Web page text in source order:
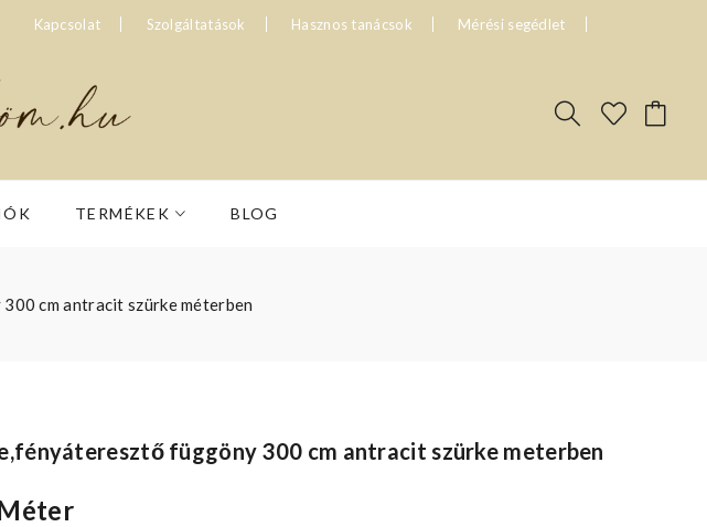
Kapcsolat Szolgáltatások Hasznos tanácsok Mérési segédlet
TERMÉKEK BLOG
cm antracit szürke méterben
függöny 300 cm antracit szürke meterben